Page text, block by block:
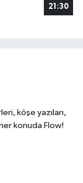
21:30
köşe yazıları,
konuda Flow!